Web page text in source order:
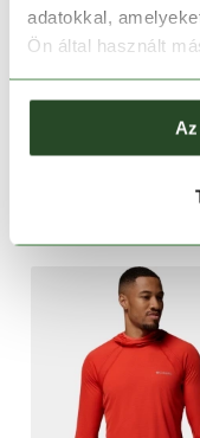
adatokkal,
Ön által használt
-20%
COLUMBIA
Essential Hike Grid